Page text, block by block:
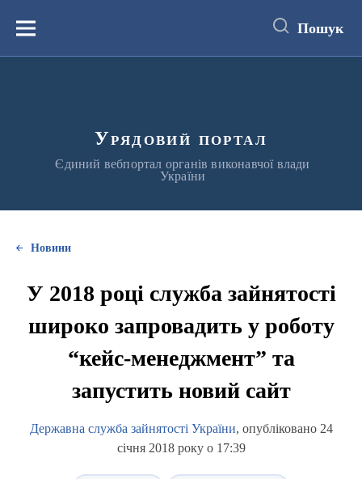
вмістуМеню Пошук
Урядовий портал
Єдиний вебпортал органів виконавчої влади
України
Новини
У 2018 році служба зайнятості
широко запровадить у роботу
“кейс-менеджмент” та
запустить новий сайт
Державна служба зайнятості України, опубліковано 24
січня 2018 року о 17:39